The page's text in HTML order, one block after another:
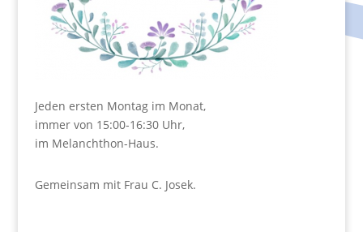
Jeden ersten Montag im Monat,
immer von 15:00-16:30 Uhr,
im Melanchthon-Haus.
Gemeinsam mit Frau C. Josek.